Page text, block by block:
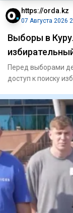
https://orda.kz
07 Августа 2026
Выборы в
Перед выборами
доступ к поиску